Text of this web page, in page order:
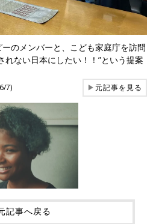
のメンバーと、こども家庭庁を訪問
れない日本にしたい！！”という提案
7) ▶元記事を見る
記事へ戻る